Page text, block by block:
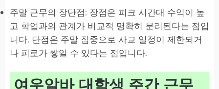
주말 근무의 장단점: 장점은 피크 시간대 수익이 높
고 학업과의 관계가 비교적 명확히 분리된다는 점입
니다. 단점은 주말 집중으로 사교 일정이 제한되거
나 피로가 쌓일 수 있다는 점입니다.
여우알바 대학생 주간 근무